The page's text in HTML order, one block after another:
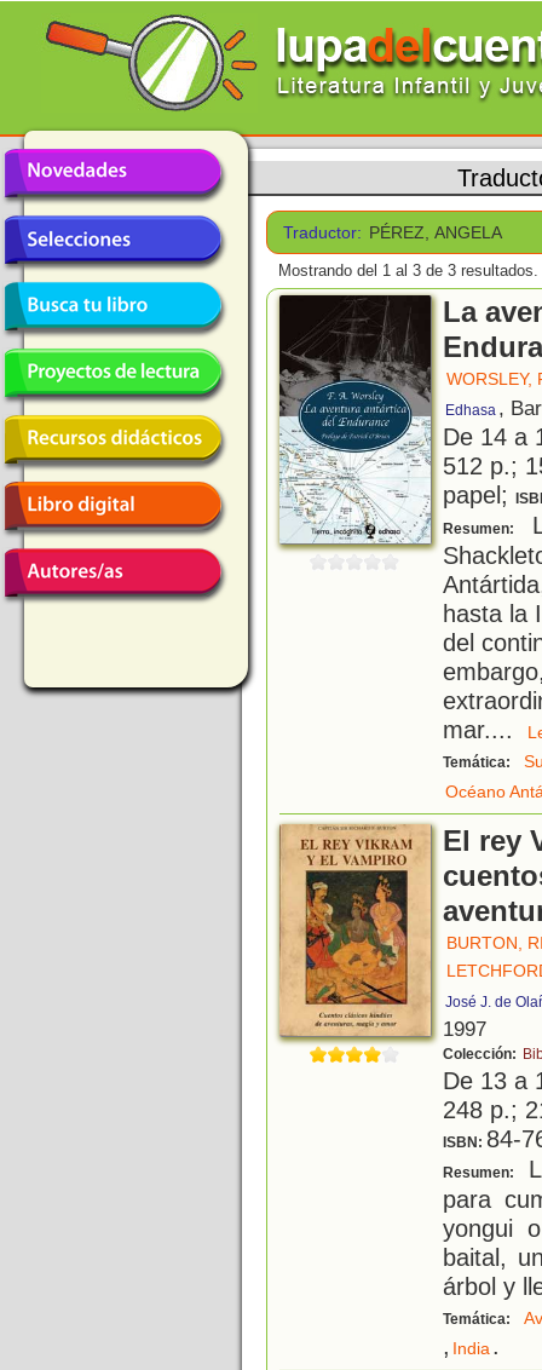
Traductor: PÉREZ, ANGELA
Mostrando del 1 al 3 de 3 resultados.
La
WORSLEY,
Edhasa ,
De 14 a
512 p.;
papel;
Resumen:
hasta la
del
mar....
Temática:
Océano
El rey
BURTON,
José J. de
1997
Colección:
De 13 a
248 p.;
ISBN: 84-
Resumen:
para
yongui
baital,
árbol y
Temática:
, India.